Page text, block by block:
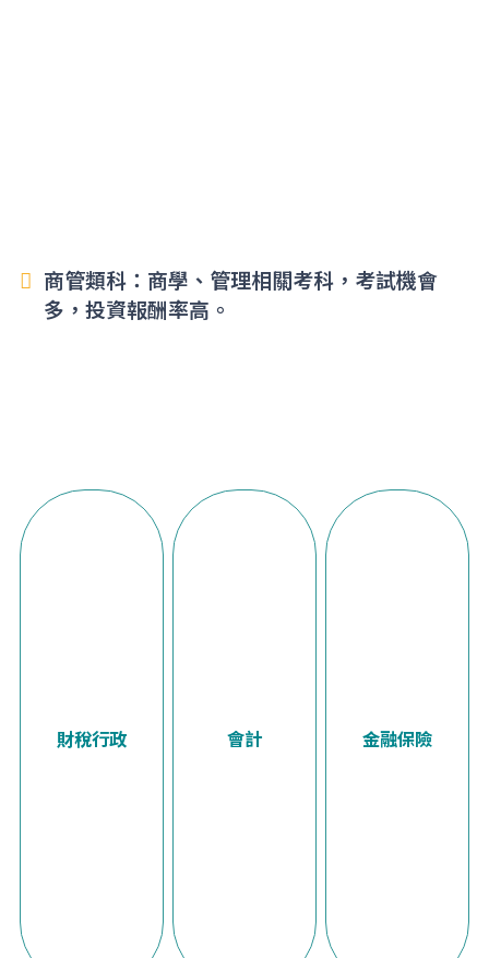
商管類科：商學、管理相關考科，考試機會
多，投資報酬率高。
財稅行政 會計 金融保險